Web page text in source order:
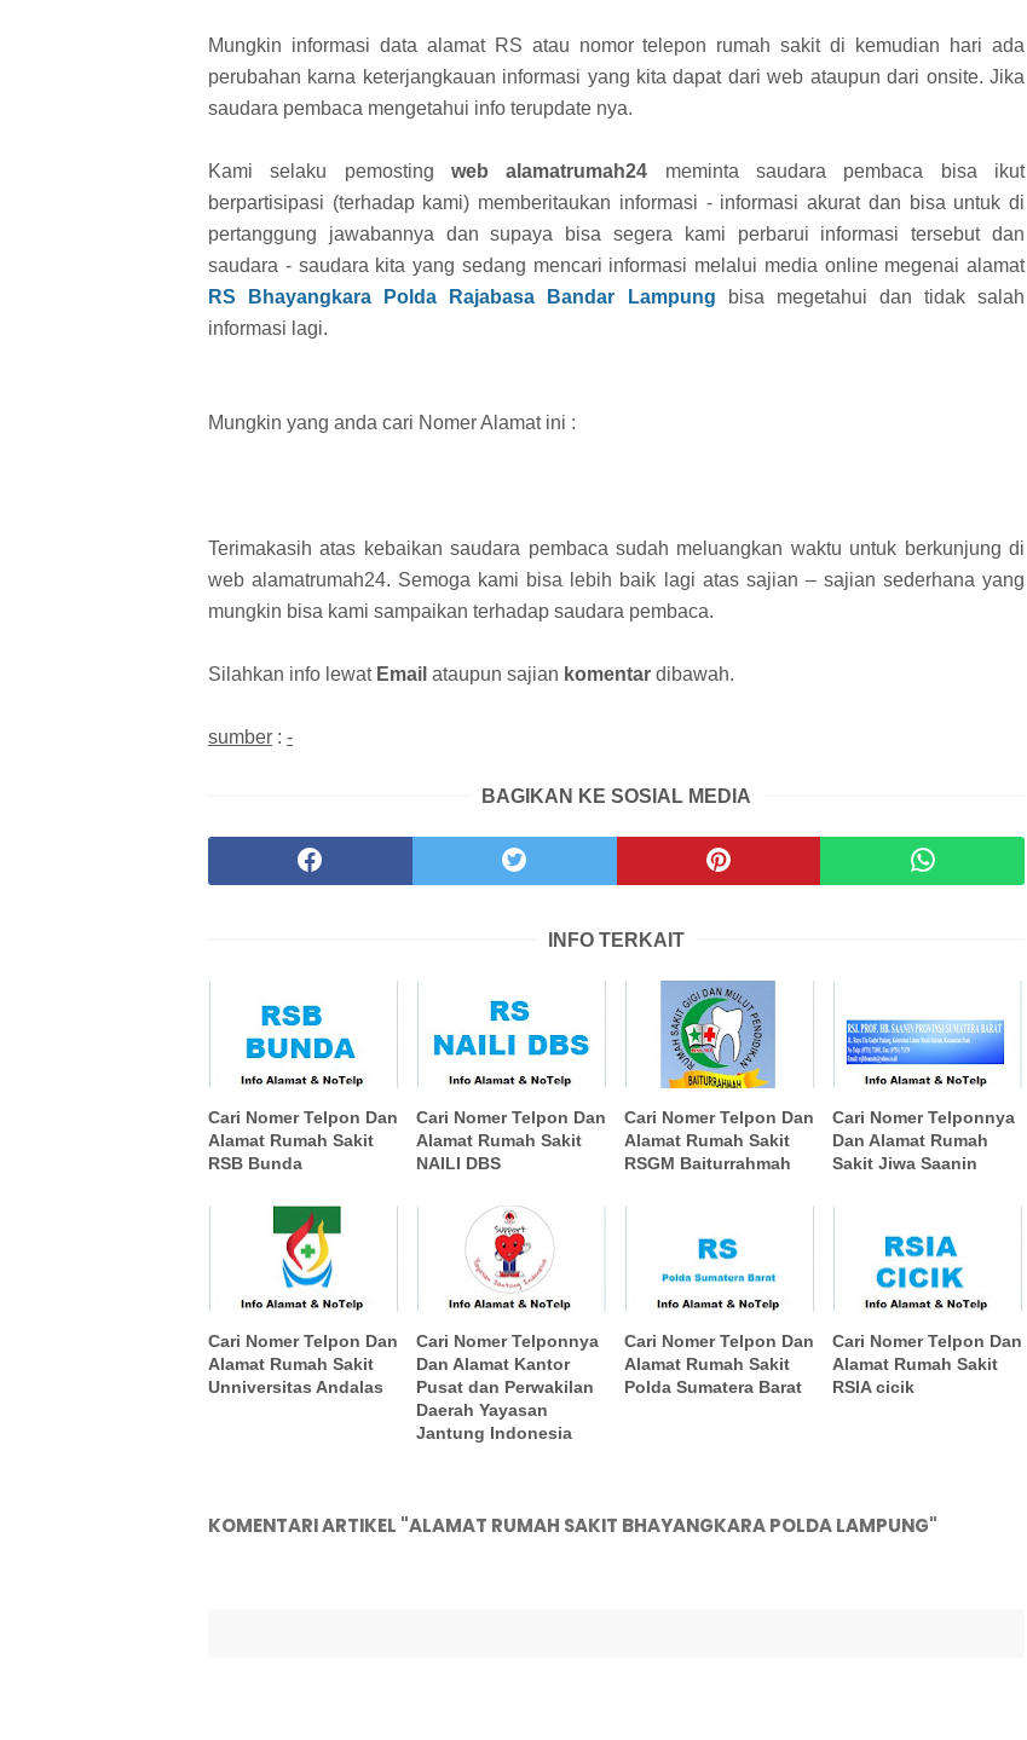
Mungkin informasi data alamat RS atau nomor telepon rumah sakit di kemudian hari ada
perubahan karna keterjangkauan informasi yang kita dapat dari web ataupun dari onsite. Jika
saudara pembaca mengetahui info terupdate nya.
Kami selaku pemosting web alamatrumah24 meminta saudara pembaca bisa ikut
berpartisipasi (terhadap kami) memberitaukan informasi - informasi akurat dan bisa untuk di
pertanggung jawabannya dan supaya bisa segera kami perbarui informasi tersebut dan
saudara - saudara kita yang sedang mencari informasi melalui media online megenai alamat
RS Bhayangkara Polda Rajabasa Bandar Lampung bisa megetahui dan tidak salah
informasi lagi.
Mungkin yang anda cari Nomer Alamat ini :
Terimakasih atas kebaikan saudara pembaca sudah meluangkan waktu untuk berkunjung di
web alamatrumah24. Semoga kami bisa lebih baik lagi atas sajian – sajian sederhana yang
mungkin bisa kami sampaikan terhadap saudara pembaca.
Silahkan info lewat Email ataupun sajian komentar dibawah.
sumber : -
BAGIKAN KE SOSIAL MEDIA
INFO TERKAIT
Cari Nomer Telpon Dan
Alamat Rumah Sakit
RSB Bunda
Cari Nomer Telpon Dan
Alamat Rumah Sakit
NAILI DBS
Cari Nomer Telpon Dan
Alamat Rumah Sakit
RSGM Baiturrahmah
Cari Nomer Telponnya
Dan Alamat Rumah
Sakit Jiwa Saanin
Cari Nomer Telpon Dan
Alamat Rumah Sakit
Unniversitas Andalas
Cari Nomer Telponnya
Dan Alamat Kantor
Pusat dan Perwakilan
Daerah Yayasan
Jantung Indonesia
Cari Nomer Telpon Dan
Alamat Rumah Sakit
Polda Sumatera Barat
Cari Nomer Telpon Dan
Alamat Rumah Sakit
RSIA cicik
KOMENTARI ARTIKEL "ALAMAT RUMAH SAKIT BHAYANGKARA POLDA LAMPUNG"